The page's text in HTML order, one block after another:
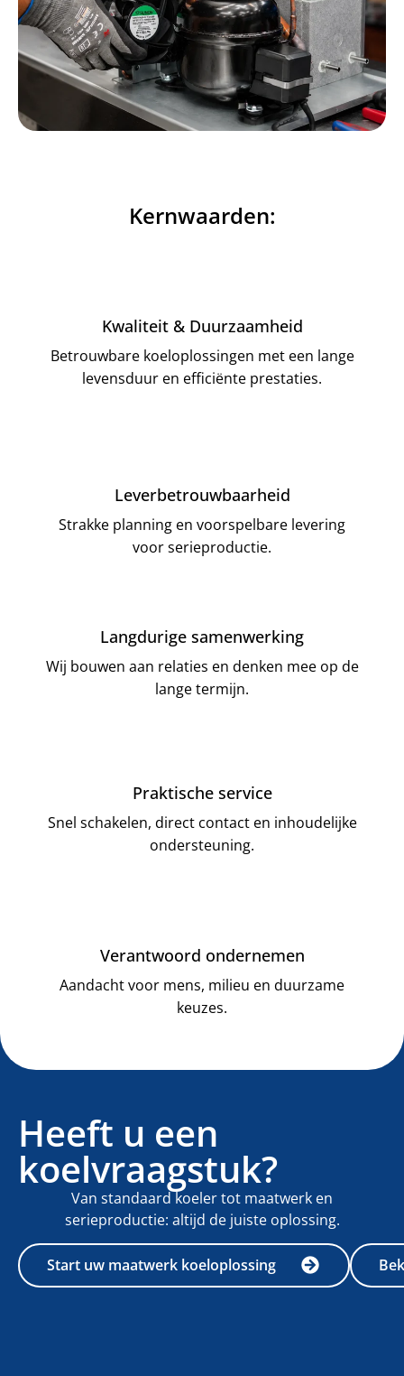
Kernwaarden:
Kwaliteit & Duurzaamheid
Betrouwbare koeloplossingen met een lange
levensduur en efficiënte prestaties.
Leverbetrouwbaarheid
Strakke planning en voorspelbare levering
voor serieproductie.
Langdurige samenwerking
Wij bouwen aan relaties en denken mee op de
lange termijn.
Praktische service
Snel schakelen, direct contact en inhoudelijke
ondersteuning.
Verantwoord ondernemen
Aandacht voor mens, milieu en duurzame
keuzes.
Heeft u een
koelvraagstuk?
Van standaard koeler tot maatwerk en
serieproductie: altijd de juiste oplossing.
Start uw maatwerk koeloplossing